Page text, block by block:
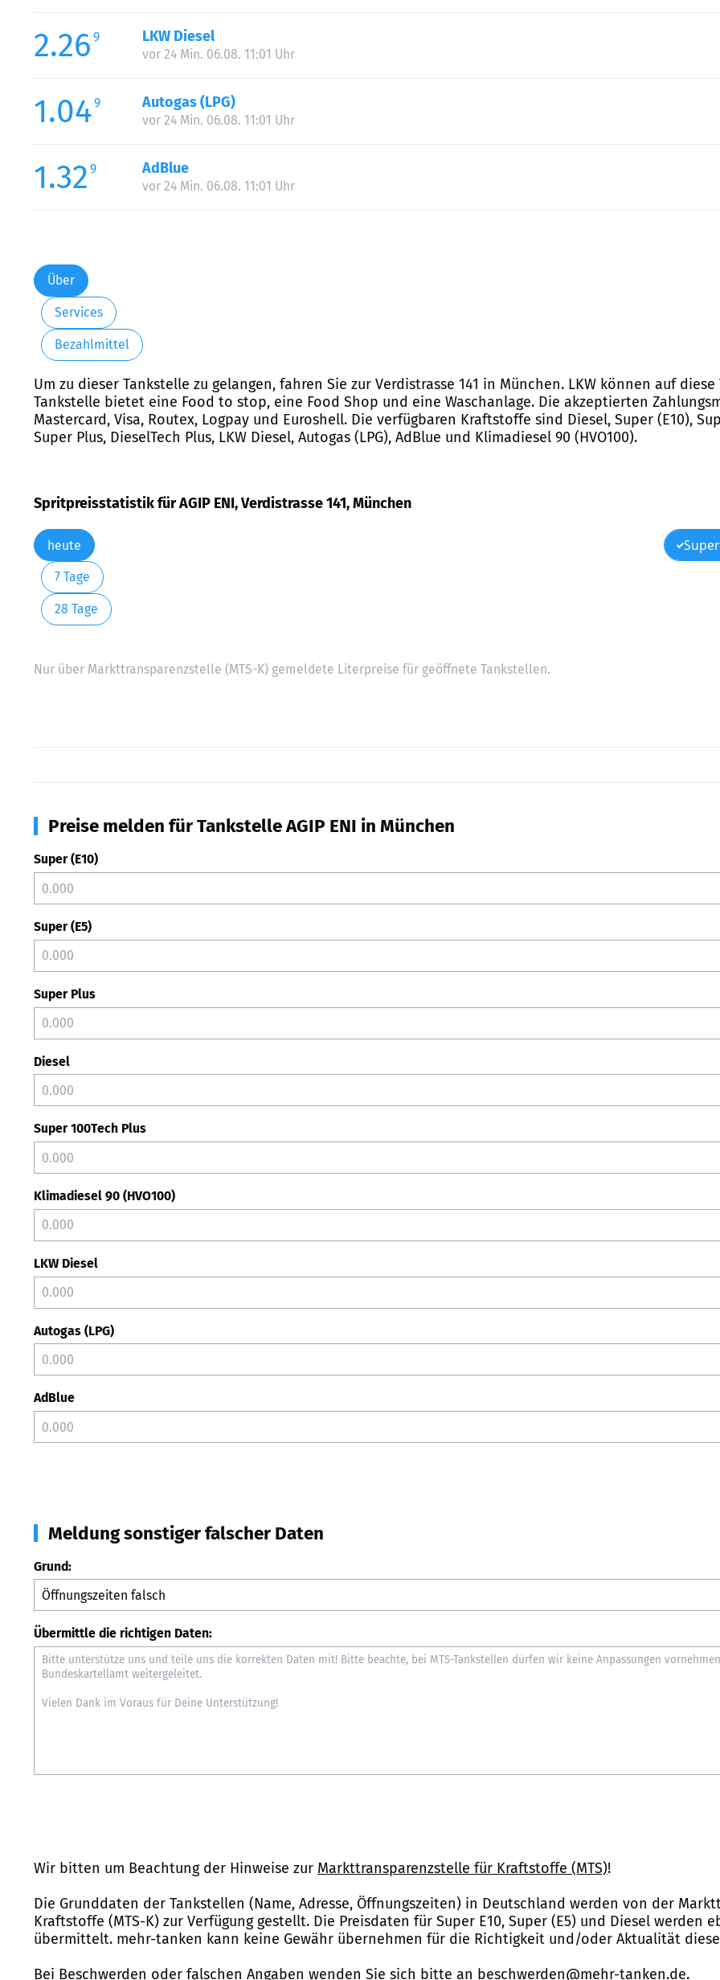
2.26 9 LKW Diesel
vor 24 Min. 06.08. 11:01 Uhr
1.049 Autogas (LPG)
vor 24 Min. 06.08. 11:01 Uhr
1.32 9 AdBlue
vor 24 Min. 06.08. 11:01 Uhr
Über
Services
Bezahlmittel
Um zu dieser Tankstelle zu gelangen, fahren Sie zur Verdistrasse 141 in München. LKW können auf
Tankstelle bietet eine Food to stop, eine Food Shop und eine Waschanlage. Die akzeptierten
Mastercard, Visa, Routex, Logpay und Euroshell. Die verfügbaren Kraftstoffe sind Diesel, Super (E10),
Super Plus, DieselTech Plus, LKW Diesel, Autogas (LPG), AdBlue und Klimadiesel 90 (HVO100).
Spritpreisstatistik für AGIP ENI, Verdistrasse 141, München
heute
7 Tage
28 Tage
Nur über Markttransparenzstelle (MTS-K) gemeldete Literpreise für geöffnete Tankstellen.
Preise melden für Tankstelle AGIP ENI in München
Super (E10)
Super (E5)
Super Plus
Diesel
Super 100Tech Plus
Klimadiesel 90 (HVO100)
LKW Diesel
Autogas (LPG)
AdBlue
Meldung sonstiger falscher Daten
Grund:
Übermittle die richtigen Daten:
Wir bitten um Beachtung der Hinweise zur Markttransparenzstelle für Kraftstoffe (MTS)!
Die Grunddaten der Tankstellen (Name, Adresse, Öffnungszeiten) in Deutschland werden von der
Kraftstoffe (MTS-K) zur Verfügung gestellt. Die Preisdaten für Super E10, Super (E5) und Diesel werden
übermittelt. mehr-tanken kann keine Gewähr übernehmen für die Richtigkeit und/oder Aktualität
Bei Beschwerden oder falschen Angaben wenden Sie sich bitte an beschwerden@mehr-tanken.de.